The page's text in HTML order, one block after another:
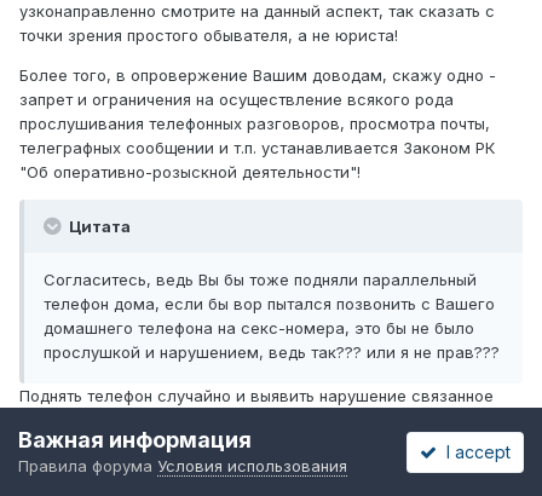
узконаправленно смотрите на данный аспект, так сказать с
точки зрения простого обывателя, а не юриста!
Более того, в опровержение Вашим доводам, скажу одно -
запрет и ограничения на осуществление всякого рода
прослушивания телефонных разговоров, просмотра почты,
телеграфных сообщении и т.п. устанавливается Законом РК
"Об оперативно-розыскной деятельности"!
Цитата
Согласитесь, ведь Вы бы тоже подняли параллельный
телефон дома, если бы вор пытался позвонить с Вашего
домашнего телефона на секс-номера, это бы не было
прослушкой и нарушением, ведь так??? или я не прав???
Поднять телефон случайно и выявить нарушение связанное
разницы
еще раз говою, что Вы просто-напросто пытаетесь
подменить понятия и в данном случае подогнать действия
Важная информация
Правила форума Условия использования
I accept